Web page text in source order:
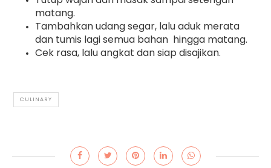
matang.
Tambahkan udang segar, lalu aduk merata
dan tumis lagi semua bahan hingga matang.
Cek rasa, lalu angkat dan siap disajikan.
CULINARY